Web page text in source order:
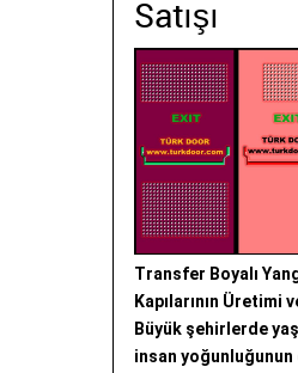
Satışı
Transfer Boyalı
Kapılarının Üretimi
Büyük şehirlerde
insan yoğunluğunun